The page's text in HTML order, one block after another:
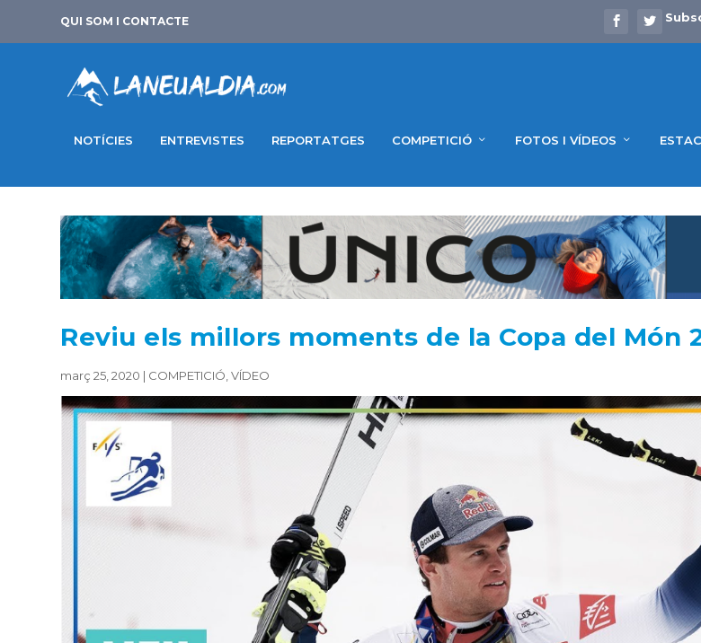
QUI SOM I CONTACTE
NOTÍCIES ENTREVISTES REPORTATGES COMPETICIÓ FOTOS I VÍDEOS
Reviu els millors moments de la Copa del Món
març 25, 2020 | COMPETICIÓ ,VÍDEO